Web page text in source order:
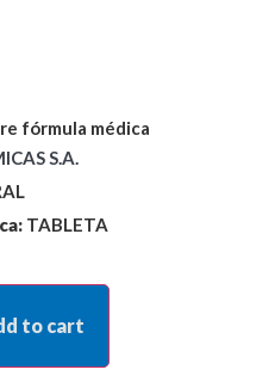
fórmula médica
S.A.
TABLETA
to cart